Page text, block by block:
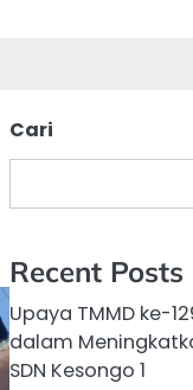
Cari
Recent Posts
Upaya TMMD ke-
dalam
SDN Kesongo 1